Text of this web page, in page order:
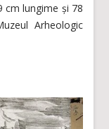
cm lungime și 78
Arheologic